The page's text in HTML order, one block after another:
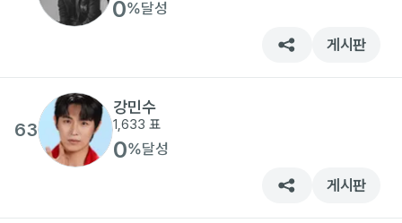
0%달성
게시판
63
강민수
1,633 표
0%달성
게시판